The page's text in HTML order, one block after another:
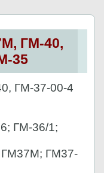
ГМ-40,
35
ГМ-37-00-4
ГМ-36/1;
ГМ37-